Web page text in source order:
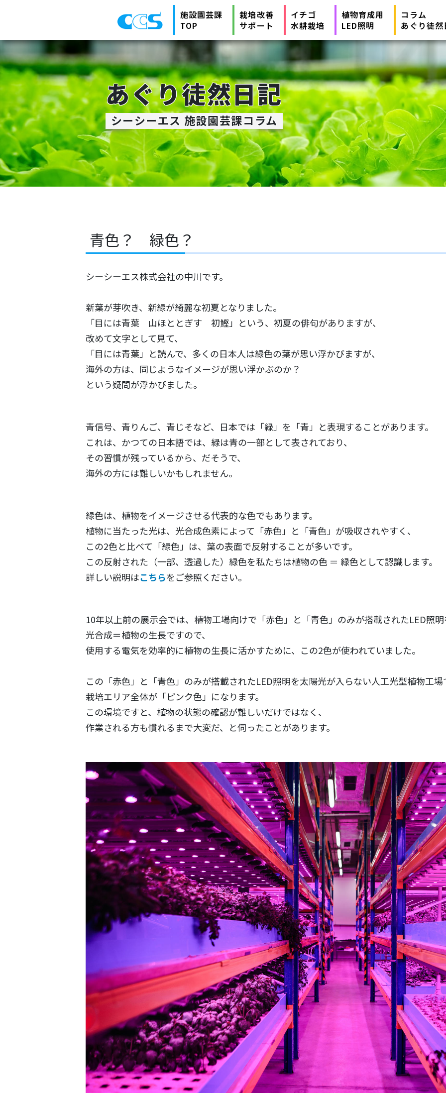
施設園芸課
TOP
栽培改善
サポート
イチゴ
水耕栽培
植物育成用
LED照明
コラム
あぐり徒然
あぐり徒然日記
シーシーエス 施設園芸課コラム
青色？ 緑色？
シーシーエス株式会社の中川です。
新葉が芽吹き、新緑が綺麗な初夏となりました。
「目には青葉 山ほととぎす 初鰹」という、初夏の俳句がありますが、
改めて文字として見て、
「目には青葉」と読んで、多くの日本人は緑色の葉が思い浮かびますが、
海外の方は、同じようなイメージが思い浮かぶのか？
という疑問が浮かびました。
青信号、青りんご、青じそなど、日本では「緑」を「青」と表現することがあります。
これは、かつての日本語では、緑は青の一部として表されており、
その習慣が残っているから、だそうで、
海外の方には難しいかもしれません。
緑色は、植物をイメージさせる代表的な色でもあります。
植物に当たった光は、光合成色素によって「赤色」と「青色」が吸収されやすく、
この2色と比べて「緑色」は、葉の表面で反射することが多いです。
この反射された（一部、透過した）緑色を私たちは植物の色 ＝ 緑色として認識します。
詳しい説明はこちらをご参照ください。
10年以上前の展示会では、植物工場向けで「赤色」と「青色」のみが搭載されたLED照明
光合成＝植物の生長ですので、
使用する電気を効率的に植物の生長に活かすために、この2色が使われていました。
この「赤色」と「青色」のみが搭載されたLED照明を太陽光が入らない人工光型植物工場
栽培エリア全体が「ピンク色」になります。
この環境ですと、植物の状態の確認が難しいだけではなく、
作業される方も慣れるまで大変だ、と伺ったことがあります。